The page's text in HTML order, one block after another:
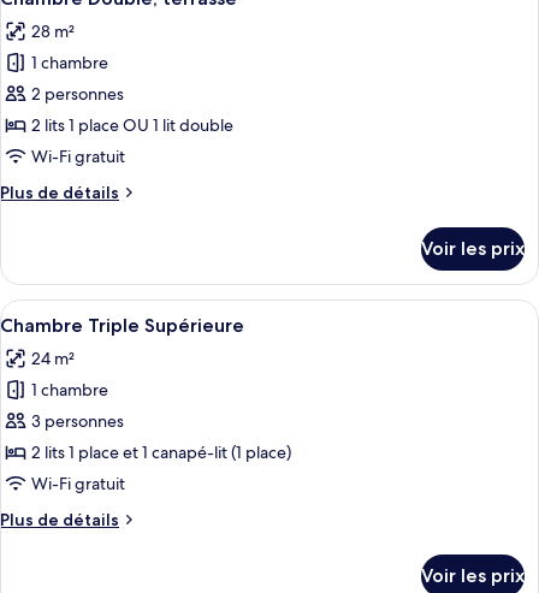
Chambre
Triple
toutes
les
photos
pour
ce
type
chambre :
terrasse
28 m²
1 chambre
2 personnes
2 lits 1 place OU 1 lit double
Wi-Fi gratuit
Plus de détails
Plus
le
type
de
Chambre
Double,
terrasse
Voir les prix
Afficher
toutes
les
photos
pour
ce
type
chambre :
Une chambre moderne avec un
6
Chambre Triple Supérieure
24 m²
1 chambre
3 personnes
2 lits 1 place et 1 canapé-lit (1 place)
Wi-Fi gratuit
Plus de détails
Plus
Voir les prix